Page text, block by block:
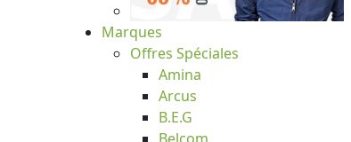
Marques
Offres Spéciales
Amina
Arcus
B.E.G